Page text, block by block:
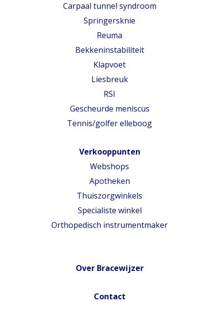
Carpaal tunnel syndroom
Springersknie
Reuma
Bekkeninstabiliteit
Klapvoet
Liesbreuk
RSI
Gescheurde meniscus
Tennis/golfer elleboog
Verkooppunten
Webshops
Apotheken
Thuiszorgwinkels
Specialiste winkel
Orthopedisch instrumentmaker
Over Bracewijzer
Contact